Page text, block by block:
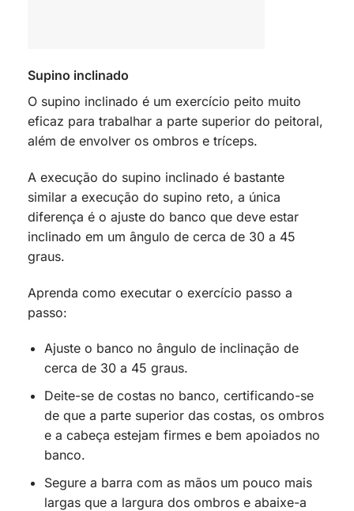
Supino inclinado
O supino inclinado é um exercício peito muito
eficaz para trabalhar a parte superior do peitoral,
além de envolver os ombros e tríceps.
A execução do supino inclinado é bastante
similar a execução do supino reto, a única
diferença é o ajuste do banco que deve estar
inclinado em um ângulo de cerca de 30 a 45
graus.
Aprenda como executar o exercício passo a
passo:
Ajuste o banco no ângulo de inclinação de
cerca de 30 a 45 graus.
Deite-se de costas no banco, certificando-se
de que a parte superior das costas, os ombros
e a cabeça estejam firmes e bem apoiados no
banco.
Segure a barra com as mãos um pouco mais
largas que a largura dos ombros e abaixe-a